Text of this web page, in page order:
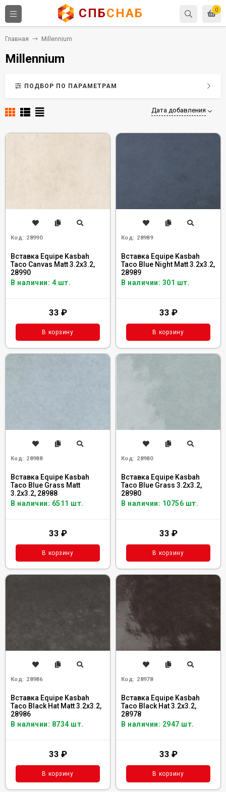
0
СПБСНАБ
Главная Millennium
Millennium
ПОДБОР ПО ПАРАМЕТРАМ
Дата добавления
Код: 28990
Вставка Equipe Kasbah
Taco Canvas Matt 3.2x3.2,
28990
В наличии: 4 шт.
33 ₽
В корзину
Код: 28989
Вставка Equipe Kasbah
Taco Blue Night Matt 3.2x3.2,
28989
В наличии: 301 шт.
33 ₽
В корзину
Код: 28988
Вставка Equipe Kasbah
Taco Blue Grass Matt
3.2x3.2, 28988
В наличии: 6511 шт.
33 ₽
В корзину
Код: 28980
Вставка Equipe Kasbah
Taco Blue Grass 3.2x3.2,
28980
В наличии: 10756 шт.
33 ₽
В корзину
Код: 28986
Вставка Equipe Kasbah
Taco Black Hat Matt 3.2x3.2,
28986
В наличии: 8734 шт.
33 ₽
В корзину
Код: 28978
Вставка Equipe Kasbah
Taco Black Hat 3.2x3.2,
28978
В наличии: 2947 шт.
33 ₽
В корзину